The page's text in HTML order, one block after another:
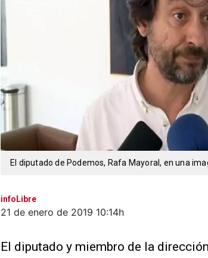
El diputado de Podemos, Rafa Mayoral, en una
infoLibre
21 de enero de 2019 10:14h
El diputado y miembro de la